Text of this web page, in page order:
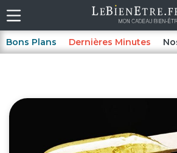
Bons Plans Dernières Minutes